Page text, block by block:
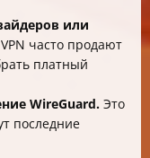
или
часто продают
платный
WireGuard. Это
последние